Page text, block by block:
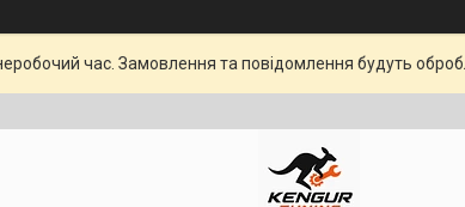
час. Замовлення та повідомлення будуть